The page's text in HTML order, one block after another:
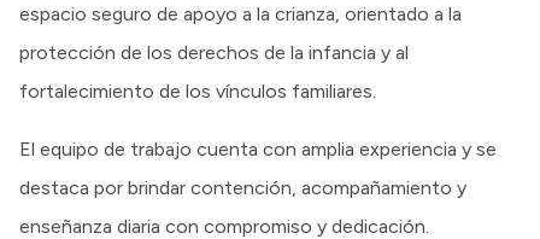
espacio seguro de apoyo a la crianza, orientado a la
protección de los derechos de la infancia y al
fortalecimiento de los vínculos familiares.
El equipo de trabajo cuenta con amplia experiencia y se
destaca por brindar contención, acompañamiento y
enseñanza diaria con compromiso y dedicación.